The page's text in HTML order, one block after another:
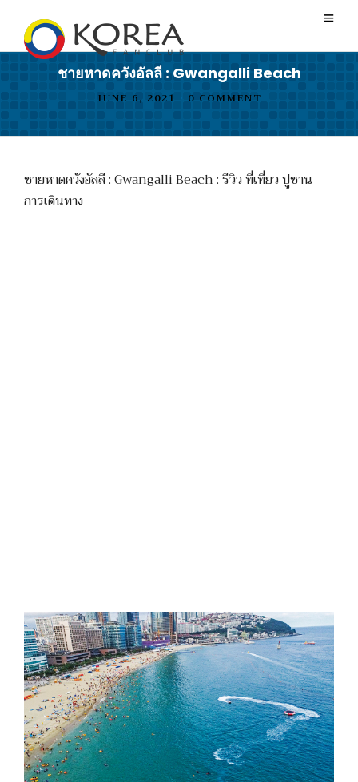
ชายหาดควังอัลลี : Gwangalli Beach
JUNE 6, 2021 • 0 COMMENT
ชายหาดควังอัลลี : Gwangalli Beach : รีวิว ที่เที่ยว ปูซาน
การเดินทาง